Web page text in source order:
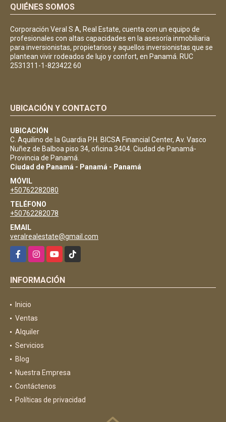
QUIÉNES SOMOS
Corporación Veral S A, Real Estate, cuenta con un equipo de
profesionales con altas capacidades en la asesoría inmobiliaria
para inversionistas, propietarios y aquellos inversionistas que se
plantean vivir rodeados de lujo y confort, en Panamá. RUC
2531311-1-823422 60
UBICACIÓN Y CONTACTO
UBICACIÓN
C. Aquilino de la Guardia P.H. BICSA Financial Center, Av. Vasco
Nuñez de Balboa piso 34, oficina 3404. Ciudad de Panamá-
Provincia de Panamá.
Ciudad de Panamá - Panamá - Panamá
MÓVIL
+50762282080
TELÉFONO
+50762282078
EMAIL
veralrealestate@gmail.com
FacebookInstagramYouTubeTikTok
INFORMACIÓN
Inicio
Ventas
Alquiler
Servicios
Blog
Nuestra Empresa
Contáctenos
Políticas de privacidad